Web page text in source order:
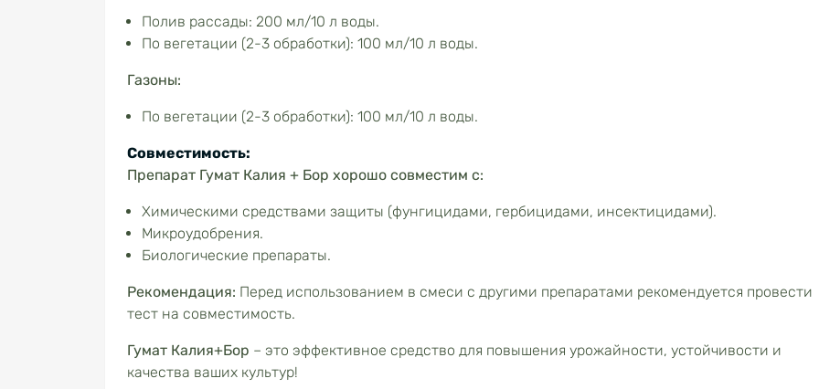
Полив рассады: 200 мл/10 л воды.
По вегетации (2-3 обработки): 100 мл/10 л воды.
Газоны:
По вегетации (2-3 обработки): 100 мл/10 л воды.
Совместимость:
Препарат Гумат Калия + Бор хорошо совместим с:
Химическими средствами защиты (фунгицидами, гербицидами, инсектицидами).
Микроудобрения.
Биологические препараты.
Рекомендация: Перед использованием в смеси с другими препаратами рекомендуется провести
тест на совместимость.
Гумат Калия+Бор – это эффективное средство для повышения урожайности, устойчивости и
качества ваших культур!